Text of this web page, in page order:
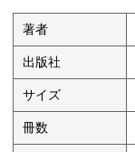
著者
出版社
サイズ
冊数